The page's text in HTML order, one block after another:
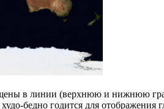
в линии (верхнюю и нижнюю
бедно годится для